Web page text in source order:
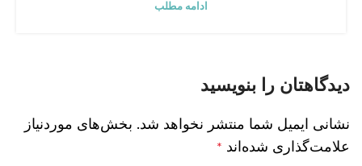
ادامه مطلب
دیدگاهتان را بنویسید
نشانی ایمیل شما منتشر نخواهد شد. بخش‌های موردنیاز
علامت‌گذاری شده‌اند *